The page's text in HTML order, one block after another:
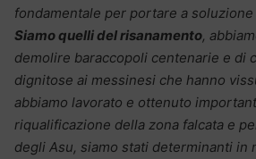
fondamentale per portare a
Siamo quelli del risanamento,
demolire baraccopoli centenarie e di
dignitose ai messinesi che hanno
abbiamo lavorato e ottenuto
riqualificazione della zona falcata e
degli Asu, siamo stati determinanti in